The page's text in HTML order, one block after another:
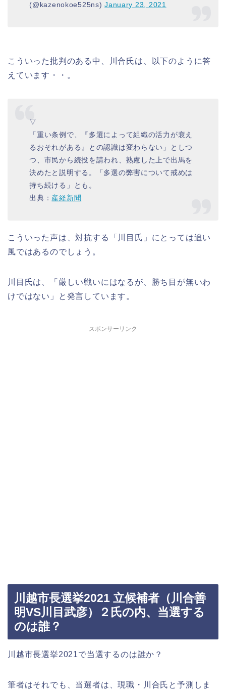
(@kazenokoe525ns)January 23, 2021
こういった批判のある中、川合氏は、以下のように答
えています・・。
▽
「重い条例で、『多選によって組織の活力が衰え
るおそれがある』との認識は変わらない」としつ
つ、市民から続投を請われ、熟慮した上で出馬を
決めたと説明する。「多選の弊害について戒めは
持ち続ける」とも。
出典： 産経新聞
こういった声は、対抗する「川目氏」にとっては追い
風ではあるのでしょう。
川目氏は、「厳しい戦いにはなるが、勝ち目が無いわ
けではない」と発言しています。
スポンサーリンク
川越市長選挙2021 立候補者（川合善
明VS川目武彦）２氏の内、当選する
のは誰？
川越市長選挙2021で当選するのは誰か？
筆者はそれでも、当選者は、現職・川合氏と予測しま